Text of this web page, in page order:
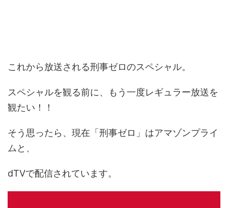
これから放送される刑事ゼロのスペシャル。
スペシャルを観る前に、もう一度レギュラー放送を
観たい！！
そう思ったら、現在「刑事ゼロ」はアマゾンプライ
ムと、
dTVで配信されています。